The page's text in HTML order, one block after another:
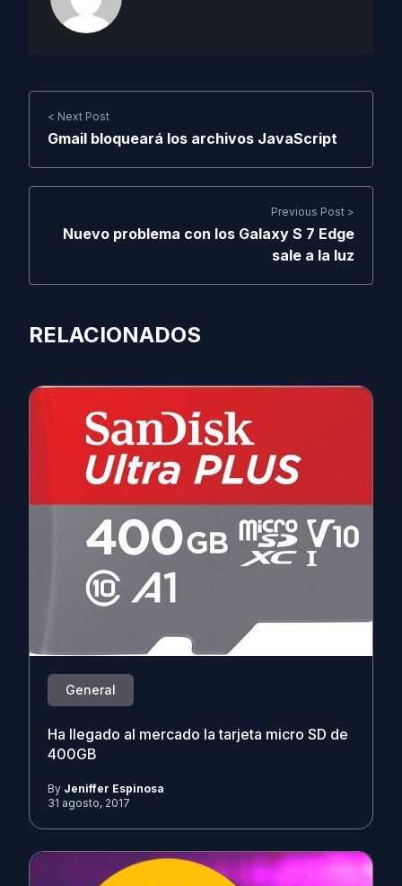
< Next Post
Gmail bloqueará los archivos JavaScript
Previous Post >
Nuevo problema con los Galaxy S 7 Edge
sale a la luz
RELACIONADOS
General
Ha llegado al mercado la tarjeta micro SD de
400GB
By Jeniffer Espinosa
31 agosto, 2017